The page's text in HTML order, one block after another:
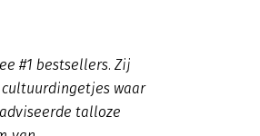
#1 bestsellers. Zij
waar
talloze